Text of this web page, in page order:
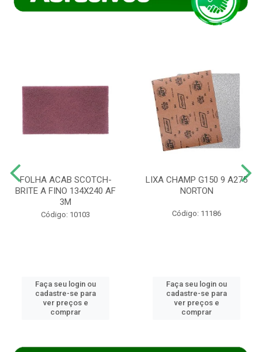
FOLHA ACAB SCOTCH-
BRITE A FINO 134X240 AF
3M
Código: 10103
Faça seu login ou
cadastre-se para
ver preços e
comprar
LIXA CHAMP G150 9 A275
NORTON
Código: 11186
Faça seu login ou
cadastre-se para
ver preços e
comprar